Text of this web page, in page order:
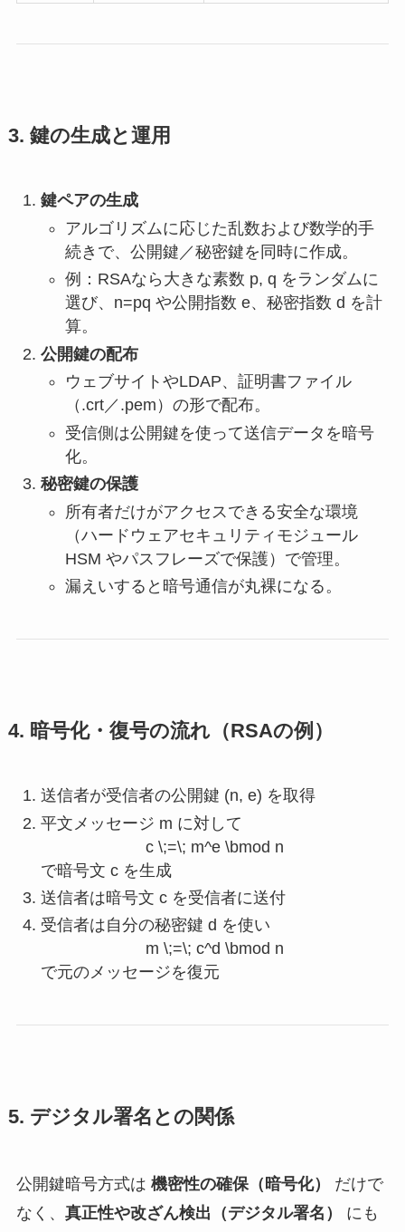
3. 鍵の生成と運用
鍵ペアの生成
アルゴリズムに応じた乱数および数学的手
続きで、公開鍵／秘密鍵を同時に作成。
例：RSAなら大きな素数 p, q をランダムに
選び、 n=pq や公開指数 e、秘密指数 d を計
算。
公開鍵の配布
ウェブサイトやLDAP、証明書ファイル
（.crt／.pem）の形で配布。
受信側は公開鍵を使って送信データを暗号
化。
秘密鍵の保護
所有者だけがアクセスできる安全な環境
（ハードウェアセキュリティモジュール
HSM やパスフレーズで保護）で管理。
漏えいすると暗号通信が丸裸になる。
4. 暗号化・復号の流れ（RSAの例）
送信者が受信者の公開鍵 (n, e) を取得
平文メッセージ m に対して
c \;=\; m^e \bmod n
で暗号文 cを生成
送信者は暗号文 cを受信者に送付
受信者は自分の秘密鍵 d を使い
m \;=\; c^d \bmod n
で元のメッセージを復元
5. デジタル署名との関係
公開鍵暗号方式は 機密性の確保（暗号化）
だけで
なく、 真正性や改ざん検出（デジタル署名）
にも